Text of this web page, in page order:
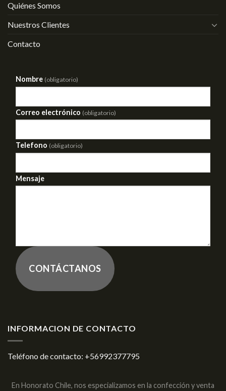
Quiénes Somos
Nuestros Clientes
Contacto
Nombre (obligatorio)
Correo electrónico (obligatorio)
Telefono (obligatorio)
Mensaje
CONTÁCTANOS
INFORMACION DE CONTACTO
Teléfono de contacto: +56992377795
En Honorato Chile, nos especializamos en la confección y venta